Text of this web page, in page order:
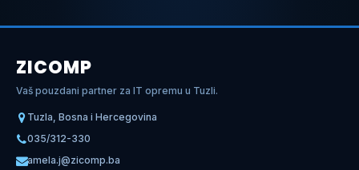
ZICOMP
Vaš pouzdani partner za IT opremu u Tuzli.
Tuzla, Bosna i Hercegovina
035/312-330
amela.j@zicomp.ba